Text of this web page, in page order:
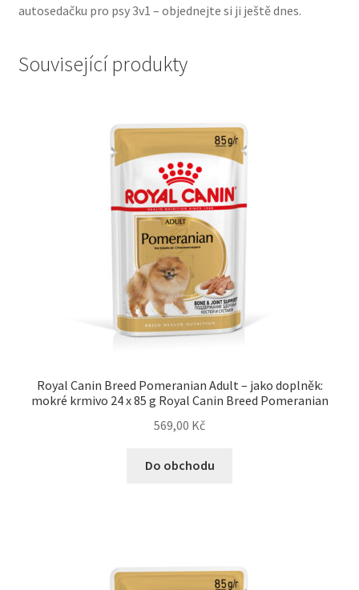
autosedačku pro psy 3v1 – objednejte si ji ještě dnes.
Související produkty
Royal Canin Breed Pomeranian Adult – jako doplněk:
mokré krmivo 24 x 85 g Royal Canin Breed Pomeranian
569,00 Kč
Do obchodu